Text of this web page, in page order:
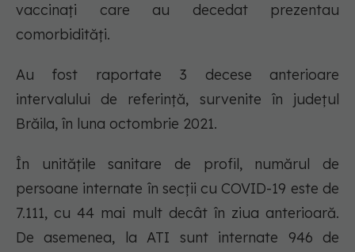
vaccinați care au decedat prezentau
comorbidități.
Au fost raportate 3 decese anterioare
intervalului de referință, survenite în județul
Brăila, în luna octombrie 2021.
În unitățile sanitare de profil, numărul de
persoane internate în secții cu COVID-19 este de
7.111, cu 44 mai mult decât în ziua anterioară.
De asemenea, la ATI sunt internate 946 de